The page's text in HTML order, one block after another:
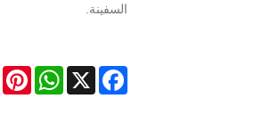
السفينة.
Facebook
X
WhatsApp